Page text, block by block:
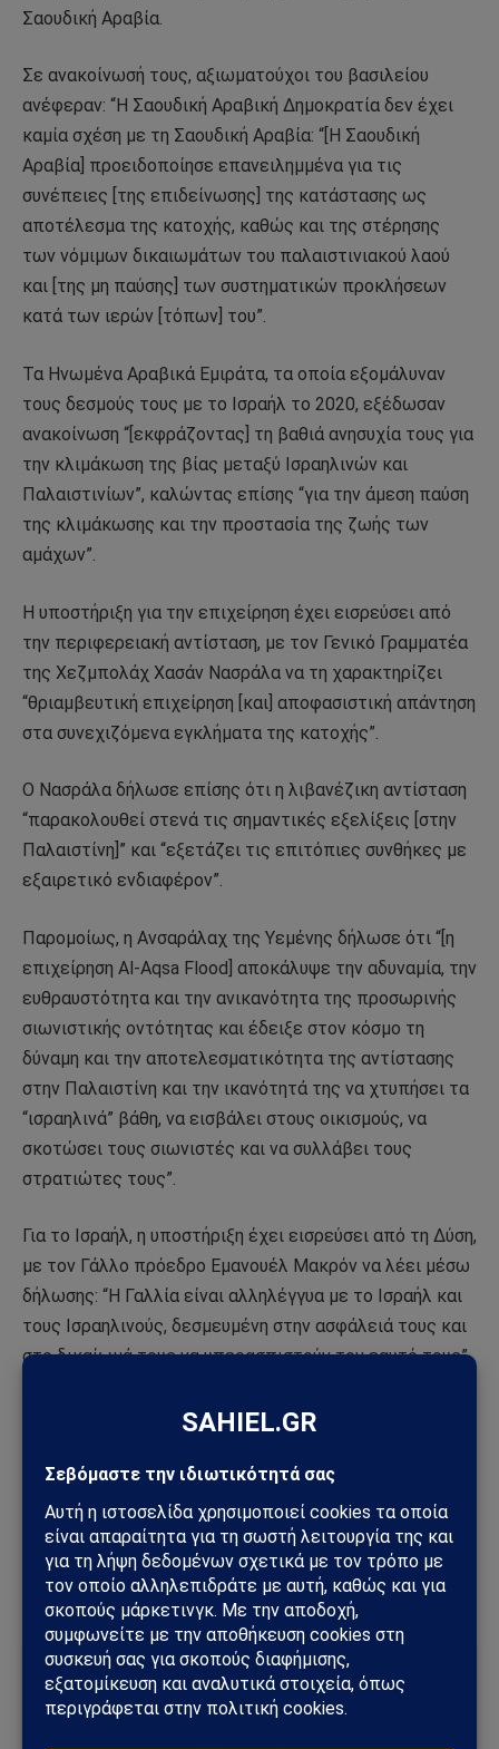
Σαουδική Αραβία.
Σε ανακοίνωσή τους, αξιωματούχοι του βασιλείου
ανέφεραν: “Η Σαουδική Αραβική Δημοκρατία δεν έχει
καμία σχέση με τη Σαουδική Αραβία: “[Η Σαουδική
Αραβία] προειδοποίησε επανειλημμένα για τις
συνέπειες [της επιδείνωσης] της κατάστασης ως
αποτέλεσμα της κατοχής, καθώς και της στέρησης
των νόμιμων δικαιωμάτων του παλαιστινιακού λαού
και [της μη παύσης] των συστηματικών προκλήσεων
κατά των ιερών [τόπων] του”.
Τα Ηνωμένα Αραβικά Εμιράτα, τα οποία εξομάλυναν
τους δεσμούς τους με το Ισραήλ το 2020, εξέδωσαν
ανακοίνωση “[εκφράζοντας] τη βαθιά ανησυχία τους για
την κλιμάκωση της βίας μεταξύ Ισραηλινών και
Παλαιστινίων”, καλώντας επίσης “για την άμεση παύση
της κλιμάκωσης και την προστασία της ζωής των
αμάχων”.
Η υποστήριξη για την επιχείρηση έχει εισρεύσει από
την περιφερειακή αντίσταση, με τον Γενικό Γραμματέα
της Χεζμπολάχ Χασάν Νασράλα να τη χαρακτηρίζει
“θριαμβευτική επιχείρηση [και] αποφασιστική απάντηση
στα συνεχιζόμενα εγκλήματα της κατοχής”.
Ο Νασράλα δήλωσε επίσης ότι η λιβανέζικη αντίσταση
“παρακολουθεί στενά τις σημαντικές εξελίξεις [στην
Παλαιστίνη]” και “εξετάζει τις επιτόπιες συνθήκες με
εξαιρετικό ενδιαφέρον”.
Παρομοίως, η Ανσαράλαχ της Υεμένης δήλωσε ότι “[η
επιχείρηση Al-Aqsa Flood] αποκάλυψε την αδυναμία, την
ευθραυστότητα και την ανικανότητα της προσωρινής
σιωνιστικής οντότητας και έδειξε στον κόσμο τη
δύναμη και την αποτελεσματικότητα της αντίστασης
στην Παλαιστίνη και την ικανότητά της να χτυπήσει τα
“ισραηλινά” βάθη, να εισβάλει στους οικισμούς, να
σκοτώσει τους σιωνιστές και να συλλάβει τους
στρατιώτες τους”.
Για το Ισραήλ, η υποστήριξη έχει εισρεύσει από τη Δύση,
με τον Γάλλο πρόεδρο Εμανουέλ Μακρόν να λέει μέσω
δήλωσης: “Η Γαλλία είναι αλληλέγγυα με το Ισραήλ και
τους Ισραηλινούς, δεσμευμένη στην ασφάλειά τους και
στο δικαίωμά τους να υπερασπιστούν τον εαυτό τους”.
Παρόμοια ανακοίνωση εξέδωσε και ο Λευκός Οίκος, ο
του Σαββάτου ως “τρομακτικές τρομοκρατικές
επιθέσεις”.
Με πληροφορίες απόnew.thecradle.co
Ακολούθησε το Sahiel στο Google News
Πρόσθεσε το Sahiel ως προτιμώμενη πηγή για να λαμβάνεις
πρώτος τις σημαντικότερες ειδήσεις και αναλύσεις.